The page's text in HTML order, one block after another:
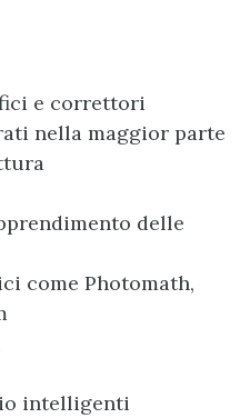
e correttori
nella maggior parte
delle
come Photomath,
intelligenti